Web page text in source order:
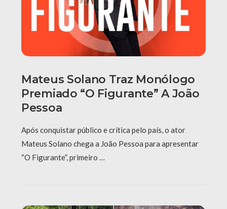
Mateus Solano Traz Monólogo
Premiado “O Figurante” A João
Pessoa
Após conquistar público e crítica pelo país, o ator
Mateus Solano chega a João Pessoa para apresentar
“O Figurante”, primeiro …